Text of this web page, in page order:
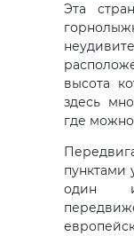
Эта
высота
здесь
где
пунктами
один